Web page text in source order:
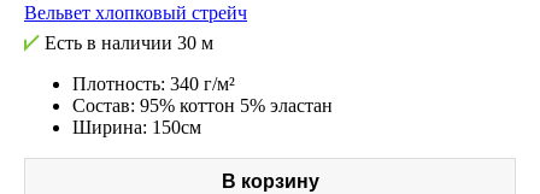
Вельвет хлопковый стрейч
Есть в наличии 30 м
Плотность: 340 г/м²
Состав: 95% коттон 5% эластан
Ширина: 150см
В корзину